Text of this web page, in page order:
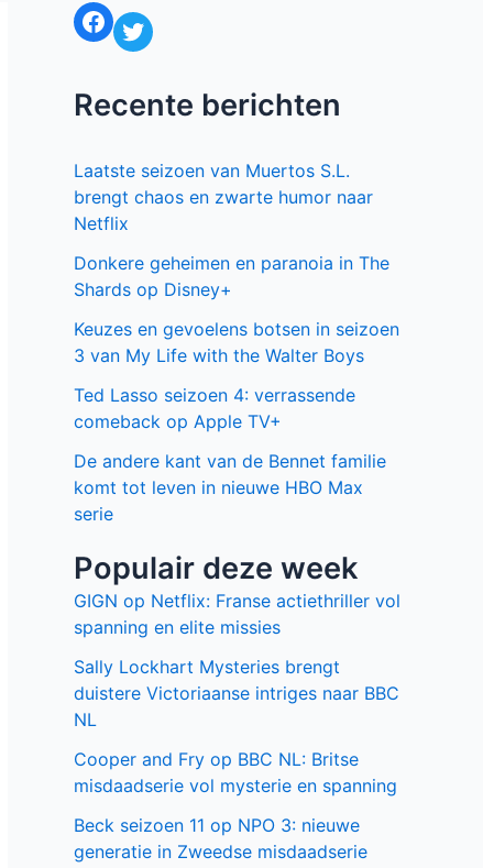
Facebook Twitter
Recente berichten
Laatste seizoen van Muertos S.L.
brengt chaos en zwarte humor naar
Netflix
Donkere geheimen en paranoia in The
Shards op Disney+
Keuzes en gevoelens botsen in seizoen
3 van My Life with the Walter Boys
Ted Lasso seizoen 4: verrassende
comeback op Apple TV+
De andere kant van de Bennet familie
komt tot leven in nieuwe HBO Max
serie
Populair deze week
GIGN op Netflix: Franse actiethriller vol
spanning en elite missies
Sally Lockhart Mysteries brengt
duistere Victoriaanse intriges naar BBC
NL
Cooper and Fry op BBC NL: Britse
misdaadserie vol mysterie en spanning
Beck seizoen 11 op NPO 3: nieuwe
generatie in Zweedse misdaadserie